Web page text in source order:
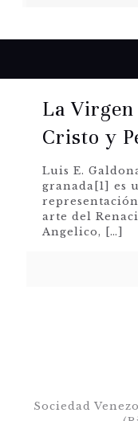
La
Cristo y
Luis E.
granada[1] es
arte del
Angelico, […]
Sociedad